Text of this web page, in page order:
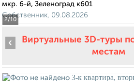
2/10
мкр. 6-й, Зеленоград к601
Собственник, 09.08.2026
Виртуальные 3D-туры
местам
‹